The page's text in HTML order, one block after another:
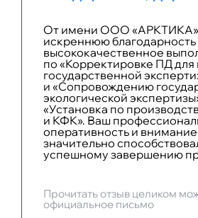
От имени ООО
искреннюю благодарность
высококачественное
по «Корректировке ПД
государственной
и «Сопровождению
экологической
«Установка по
и КФК». Ваш
оперативность и
значительно
успешному завершению
Прочитать отзыв целиком
официальное письмо